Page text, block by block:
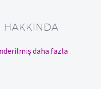
HAKKINDA
daha fazla